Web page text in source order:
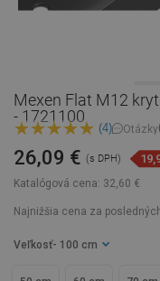
Mexen Flat M12
- 1721100
(4) Otázky
Katalógová cena: 32,60 €
26,09 € (s DPH)
Najnižšia cena za
Veľkosť - 100 cm